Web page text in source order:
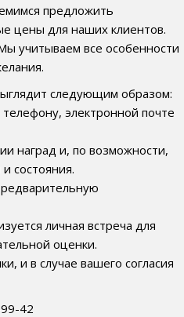
предложить
цены для наших клиентов.
учитываем все особенности
следующим образом:
электронной почте
наград и, по возможности,
состояния.
личная встреча для
оценки.
и в случае вашего согласия
42